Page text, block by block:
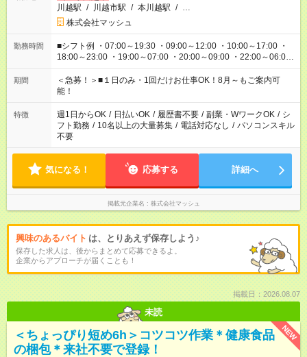
川越駅 / 川越市駅 / 本川越駅 / …
株式会社マッシュ
勤務時間
■シフト例 ・07:00～19:30 ・09:00～12:00 ・10:00～17:00 ・
18:00～23:00 ・19:00～07:00 ・20:00～09:00 ・22:00～06:00
etc ★最短で3時間で5,120円のお仕事から 15時間で2万円近く稼
げるお仕事も！ ご希望のお時間に合わせてご紹介！ ※シフトは
現場によって異なります。 ※勿論、休憩時間はあるのでご安心
ください！
期間
＜急募！＞■１日のみ・1回だけお仕事OK！8月～もご案内可
能！
特徴 週1日からOK / 日払いOK / 履歴書不要 / 副業・WワークOK / シ
フト勤務 / 10名以上の大量募集 / 電話対応なし / パソコンスキル
不要
気になる！ 応募する 詳細へ
掲載元企業名 株式会社マッシュ
興味のあるバイト は、とりあえず保存しよう♪
保存した求人は、後からまとめて応募できるよ。
企業からアプローチが届くことも！
掲載日：2026.08.07
未読
NEW
＜ちょっぴり短め6h＞コツコツ作業＊健康食品
の梱包＊来社不要で登録！